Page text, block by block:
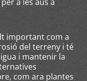
important com a
del terreny i té
i mantenir la
com ara plantes